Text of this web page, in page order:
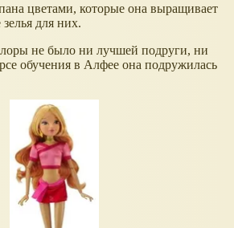
цветами, которые она выращивает
для них.
не было ни лучшей подруги, ни
обучения в Алфее она подружилась